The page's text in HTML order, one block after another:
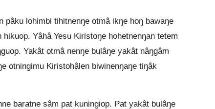
pâku lohimbi tihitnenŋe otmâ ikŋe hoŋ bawaŋe
Yâhâ Yesu Kiristoŋe hohetnenŋan tetem
Yakât otmâ nenŋe bulâŋe yakât nâŋgâm
otningimu Kiristohâlen biwinenŋaŋe tiŋâk
baratne sâm pat kuningiop. Pat yakât bulâŋe